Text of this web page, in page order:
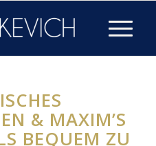
& MAXIM’S
BEQUEM ZU